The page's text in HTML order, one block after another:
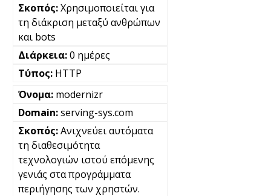
Χρησιμοποιείται για
τη διάκριση μεταξύ ανθρώπων
και bots
0 ημέρες
HTTP
modernizr
serving-sys.com
Ανιχνεύει αυτόματα
τη διαθεσιμότητα
τεχνολογιών ιστού επόμενης
γενιάς στα προγράμματα
περιήγησης των χρηστών.